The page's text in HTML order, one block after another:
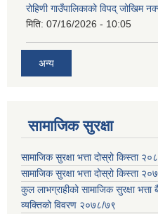
रोहिणी गाउँपालिकाको विपद् जोखिम
मिति: 07/16/2026 - 10:05
अन्य
सामाजिक सुरक्षा
सामाजिक सुरक्षा भत्ता दोस्रो किस्ता
सामाजिक सुरक्षा भत्ता दोस्रो किस्ता
कुल लाभग्राहीको सामाजिक सुरक्षा
व्यक्तिको विवरण २०७८/७९